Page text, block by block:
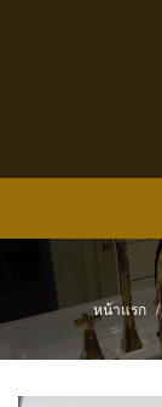
หน้าแรก